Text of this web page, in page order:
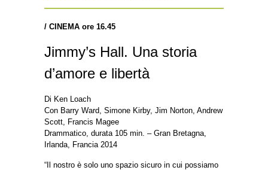
/ CINEMA ore 16.45
Jimmy’s Hall. Una storia
d’amore e libertà
Di Ken Loach
Con Barry Ward, Simone Kirby, Jim Norton, Andrew
Scott, Francis Magee
Drammatico, durata 105 min. – Gran Bretagna,
Irlanda, Francia 2014
“Il nostro è solo uno spazio sicuro in cui possiamo